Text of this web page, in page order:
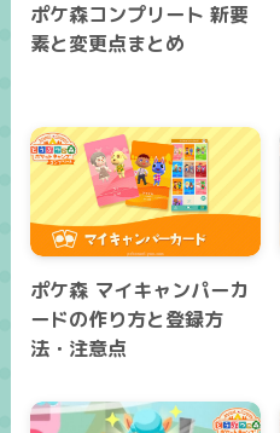
ポケ森コンプリート 新要
素と変更点まとめ
ポケ森 マイキャンパーカ
ードの作り方と登録方
法・注意点